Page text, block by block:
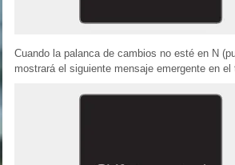
Cuando la palanca de cambios no esté en N
mostrará el siguiente mensaje emergente en el